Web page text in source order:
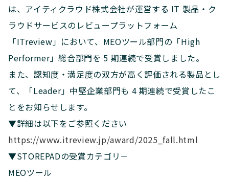
は、アイティクラウド株式会社が運営する IT 製品・ク
ラウドサービスのレビュープラットフォーム
「ITreview」において、MEOツール部門の「High
Performer」総合部門を 5 期連続で受賞しました。
また、認知度・満足度の双方が高く評価される製品とし
て、「Leader」中堅企業部門も 4 期連続で受賞したこ
とをお知らせします。
▼詳細は以下をご参照ください
https://www.itreview.jp/award/2025_fall.html
▼STOREPADの受賞カテゴリ－
MEOツール